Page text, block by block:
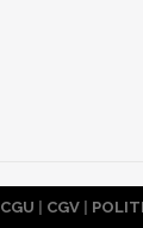
CGU CGV